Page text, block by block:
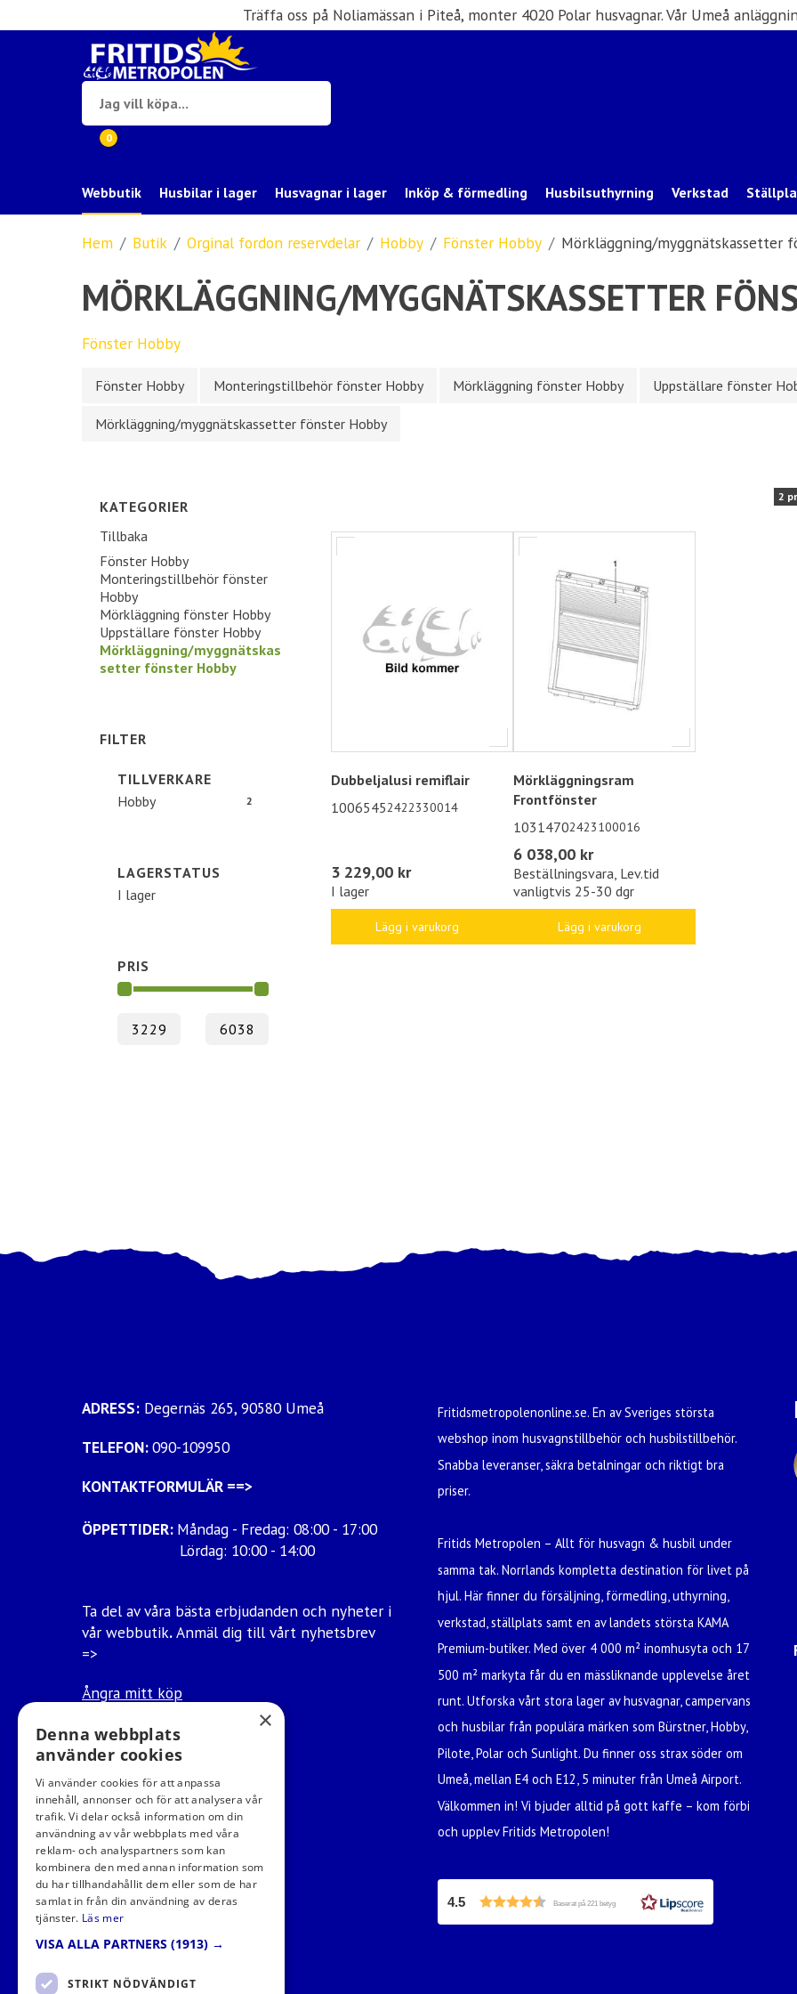
Träffa oss på Noliamässan i Piteå, monter 4020 Polar husvagnar. Vår Umeå
0
Webbutik Husbilar i lager Husvagnar i lager Inköp & förmedling Husbilsuthyrning Verkstad
Hem Butik Orginal fordon reservdelar Hobby Fönster Hobby Mörkläggning/myggnätskassetter
MÖRKLÄGGNING/MYGGNÄTSKASSETTER
Fönster Hobby
Fönster Hobby Monteringstillbehör fönster Hobby Mörkläggning fönster Hobby Uppställare fönster
Mörkläggning/myggnätskassetter fönster Hobby
KATEGORIER
Tillbaka
Fönster Hobby
Monteringstillbehör fönster
Hobby
Mörkläggning fönster Hobby
Uppställare fönster Hobby
Mörkläggning/myggnätskas
setter fönster Hobby
FILTER
TILLVERKARE
Hobby
2
LAGERSTATUS
I lager
PRIS
2
Dubbeljalusi remiflair
10065452422330014
3 229,00 kr
I lager
Lägg i varukorg
Mörkläggningsram
Frontfönster
10314702423100016
6 038,00 kr
Beställningsvara, Lev.tid
vanligtvis 25-30 dgr
Lägg i varukorg
ADRESS: Degernäs 265, 90580 Umeå
TELEFON:090-109950
KONTAKTFORMULÄR ==>
ÖPPETTIDER: Måndag - Fredag: 08:00 - 17:00
Lördag: 10:00 - 14:00
Ta del av våra bästa erbjudanden och nyheter i
vår webbutik.Anmäl dig till vårt nyhetsbrev
=>
Ångra mitt köp
Fritidsmetropolenonline.se. En av Sveriges största
webshop inom husvagnstillbehör och husbilstillbehör.
Snabba leveranser, säkra betalningar och riktigt bra
priser.
Fritids Metropolen – Allt för husvagn & husbil under
samma tak. Norrlands kompletta destination för livet på
hjul. Här finner du försäljning, förmedling, uthyrning,
verkstad, ställplats samt en av landets största KAMA
Premium-butiker. Med över 4 000 m² inomhusyta och 17
500 m² markyta får du en mässliknande upplevelse året
runt. Utforska vårt stora lager av husvagnar, campervans
och husbilar från populära märken som Bürstner, Hobby,
Pilote, Polar och Sunlight. Du finner oss strax söder om
Umeå, mellan E4 och E12, 5 minuter från Umeå Airport.
Välkommen in! Vi bjuder alltid på gott kaffe – kom förbi
och upplev Fritids Metropolen!
4.5 Baserat på 221 betyg
×
Denna webbplats
använder cookies
Vi använder cookies för att anpassa
innehåll, annonser och för att analysera vår
trafik. Vi delar också information om din
användning av vår webbplats med våra
reklam- och analyspartners som kan
kombinera den med annan information som
du har tillhandahållit dem eller som de har
samlat in från din användning av deras
tjänster. Läs mer
VISA ALLA PARTNERS (1913) →
STRIKT NÖDVÄNDIGT